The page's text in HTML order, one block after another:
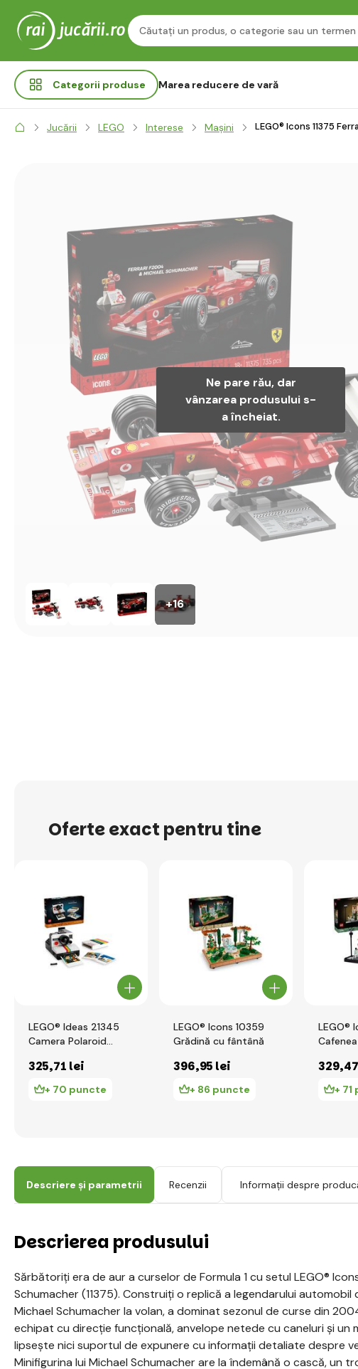
Categorii produse Marea reducere de vară
Jucării LEGO Interese Mașini LEGO® Icons 11375
+16
Ne pare rău, dar
vânzarea produsului s-
a încheiat.
Oferte exact pentru tine
LEGO® Ideas 21345
Camera Polaroid
325,71 lei
+ 70 puncte
LEGO® Icons 10359
Grădină cu fântână
396,95 lei
+ 86 puncte
LEGO®
329
+
Descriere și parametrii Recenzii Informații despre
Descrierea produsului
Sărbătoriți era de aur a curselor de Formula 1 cu setul LEGO®
Schumacher (11375). Construiți o replică a legendarului automobil
Michael Schumacher la volan, a dominat sezonul de curse din
echipat cu direcție funcțională, anvelope netede cu caneluri și un
lipsește nici suportul de expunere cu informații detaliate despre
Minifigurina lui Michael Schumacher are la îndemână o cască, un